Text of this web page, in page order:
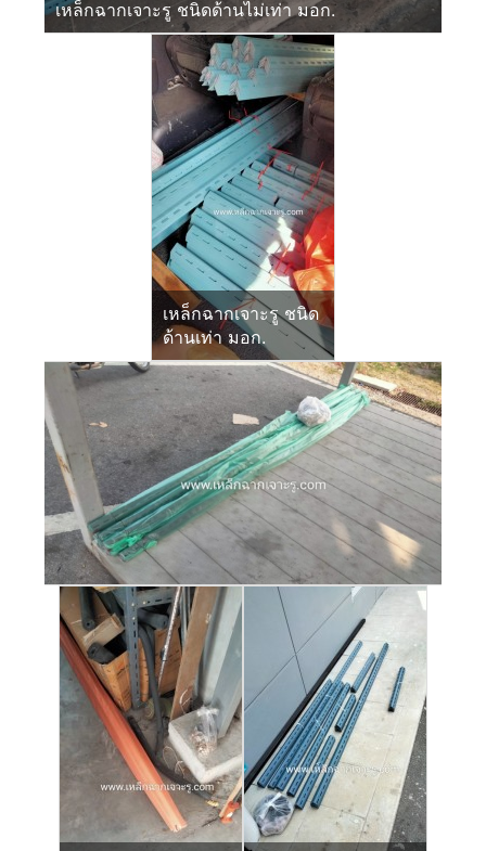
เหล็กฉากเจาะรู ชนิดด้านไม่เท่า มอก.
เหล็กฉากเจาะรู ชนิด
ด้านเท่า มอก.